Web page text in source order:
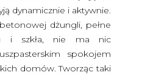
dynamicznie i aktywnie.
dżungli, pełne
i szkła, nie ma nic
spokojem
domów. Tworząc taki